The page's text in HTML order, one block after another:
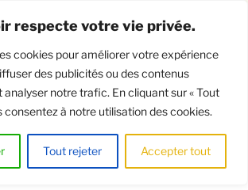
respecte votre vie privée.
cookies pour améliorer votre expérience
des publicités ou des contenus
analyser notre trafic. En cliquant sur « Tout
consentez à notre utilisation des cookies.
Tout rejeter Accepter tout
Menu